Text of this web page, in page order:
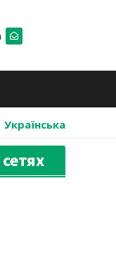
Українська